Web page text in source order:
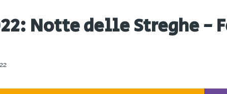
Notte delle Streghe -